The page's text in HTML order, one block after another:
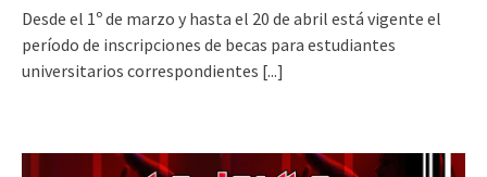
Desde el 1º de marzo y hasta el 20 de abril está vigente el
período de inscripciones de becas para estudiantes
universitarios correspondientes [...]